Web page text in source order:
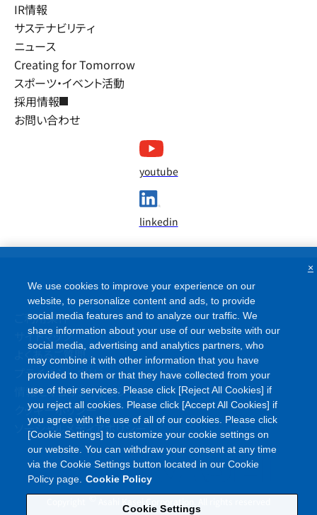
IR情報
サステナビリティ
ニュース
Creating for Tomorrow
スポーツ・イベント活動
採用情報
お問い合わせ
youtube
linkedin
ご利用条件
サイトマップ
よくあるご質問
プライバシーポリシー
情報セキュリティポリシー
クッキーポリシー
ソーシャルメディアポリシー
©
We use cookies to improve your experience on our
website, to personalize content and ads, to provide
social media features and to analyze our traffic. We
share information about your use of our website with our
social media, advertising and analytics partners, who
may combine it with other information that you have
provided to them or that they have collected from your
use of their services. Please click [Reject All Cookies] if
you reject all cookies. Please click [Accept All Cookies] if
you agree with the use of all of our cookies. Please click
[Cookie Settings] to customize your cookie settings on
our website. You can withdraw your consent at any time
via the Cookie Settings button located in our Cookie
Policy page. Cookie Policy
Cookie Settings
×